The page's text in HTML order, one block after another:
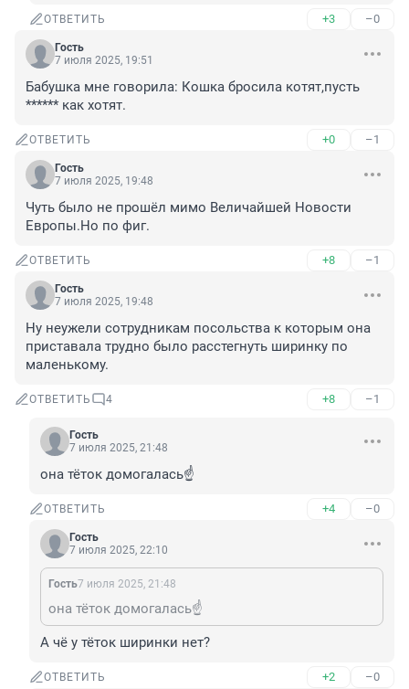
ОТВЕТИТЬ +3 –0
Гость
7 июля 2025, 19:51
Бабушка мне говорила: Кошка бросила котят,пусть
****** как хотят.
ОТВЕТИТЬ +0 –1
Гость
7 июля 2025, 19:48
Чуть было не прошёл мимо Величайшей Новости
Европы.Но по фиг.
ОТВЕТИТЬ +8 –1
Гость
7 июля 2025, 19:48
Ну неужели сотрудникам посольства к которым она
приставала трудно было расстегнуть ширинку по
маленькому.
ОТВЕТИТЬ 4 +8 –1
Гость
7 июля 2025, 21:48
она тёток домогалась☝️
ОТВЕТИТЬ +4 –0
Гость
7 июля 2025, 22:10
Гость7 июля 2025, 21:48
она тёток домогалась☝️
А чё у тёток ширинки нет?
ОТВЕТИТЬ +2 –0